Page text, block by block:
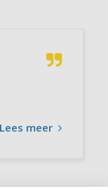
Lees meer